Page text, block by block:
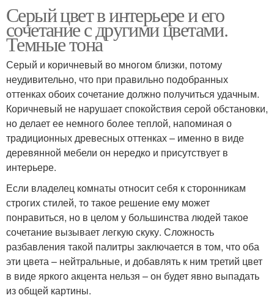
Серый цвет в интерьере и его
сочетание с другими цветами.
Темные тона
Серый и коричневый во многом близки, потому
неудивительно, что при правильно подобранных
оттенках обоих сочетание должно получиться удачным.
Коричневый не нарушает спокойствия серой обстановки,
но делает ее немного более теплой, напоминая о
традиционных древесных оттенках – именно в виде
деревянной мебели он нередко и присутствует в
интерьере.
Если владелец комнаты относит себя к сторонникам
строгих стилей, то такое решение ему может
понравиться, но в целом у большинства людей такое
сочетание вызывает легкую скуку. Сложность
разбавления такой палитры заключается в том, что оба
эти цвета – нейтральные, и добавлять к ним третий цвет
в виде яркого акцента нельзя – он будет явно выпадать
из общей картины.